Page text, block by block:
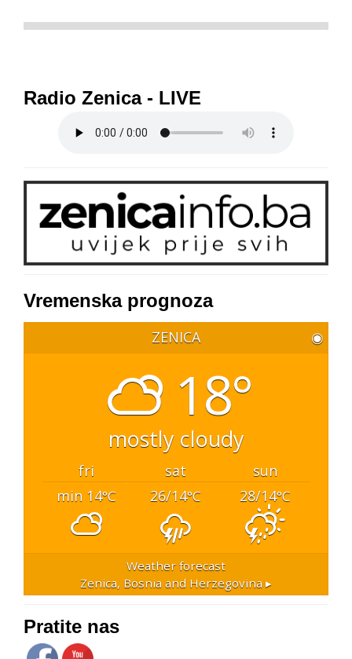
Radio Zenica - LIVE
Vremenska prognoza
ZENICA ◉
18°
mostly cloudy
fri sat
sun
min 14°C 26/14°C 28/14°C
Weather forecast
Zenica, Bosnia and Herzegovina ▸
Pratite nas